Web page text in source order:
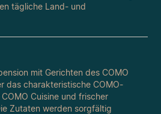
tägliche Land- und
mit Gerichten des COMO
das charakteristische COMO-
Cuisine und frischer
Zutaten werden sorgfältig